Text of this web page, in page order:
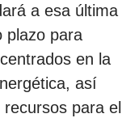
a esa última
plazo para
en la
así
para el